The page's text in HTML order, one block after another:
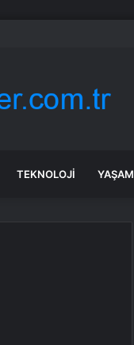
Entegre Ediyor
TEKNOLOJI YAŞAM